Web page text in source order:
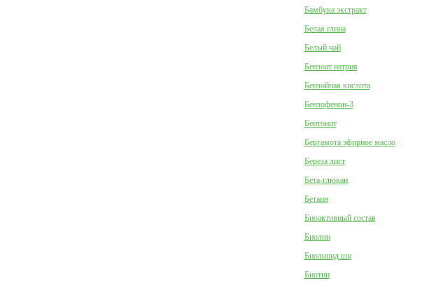
Бамбука экстракт
Белая глина
Белый чай
Бензоат натрия
Бензойная кислота
Бензофенон-3
Бентонит
Бергамота эфирное масло
Береза лист
Бета-глюкан
Бетаин
Биоактивный состав
Биолин
Биолипид ши
Биотин